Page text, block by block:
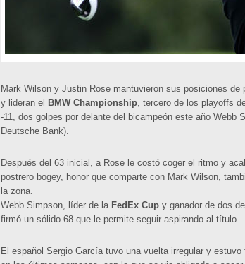
Mark Wilson y Justin Rose mantuvieron sus posiciones de
y lideran el BMW Championship, tercero de los playoffs
-11, dos golpes por delante del bicampeón este año Webb
Deutsche Bank).
Después del 63 inicial, a Rose le costó coger el ritmo y
postrero bogey, honor que comparte con Mark Wilson,
la zona.
Webb Simpson, líder de la FedEx Cup y ganador de dos
firmó un sólido 68 que le permite seguir aspirando al título.
El español Sergio García tuvo una vuelta irregular y